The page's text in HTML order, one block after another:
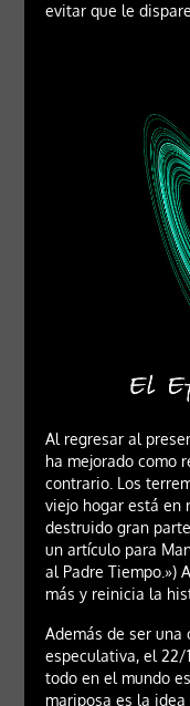
evitar que le
Al regresar al
ha mejorado como
contrario. Los
viejo hogar está en
destruido gran
un artículo para
al Padre Tiempo.»)
más y reinicia la
Además de ser una
especulativa, el 22/
todo en el mundo
mariposa es la